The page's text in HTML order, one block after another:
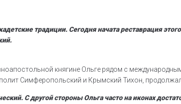
традиции. Сегодня начата реставрация
княгине Ольге рядом с
Симферопольский и Крымский Тихон,
С другой стороны Ольга часто на иконах